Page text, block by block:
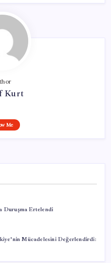
Kurt
Me
Duruşma Ertelendi
Mücadelesini Değerlendirdi: